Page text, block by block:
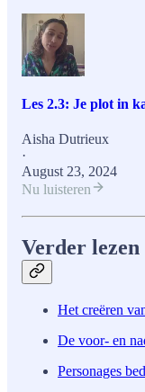
Les 2.3: Je plot in
Aisha Dutrieux
·
August 23, 2024
Nu luisteren
Verder lezen
Het creëren
De voor- en
Personages